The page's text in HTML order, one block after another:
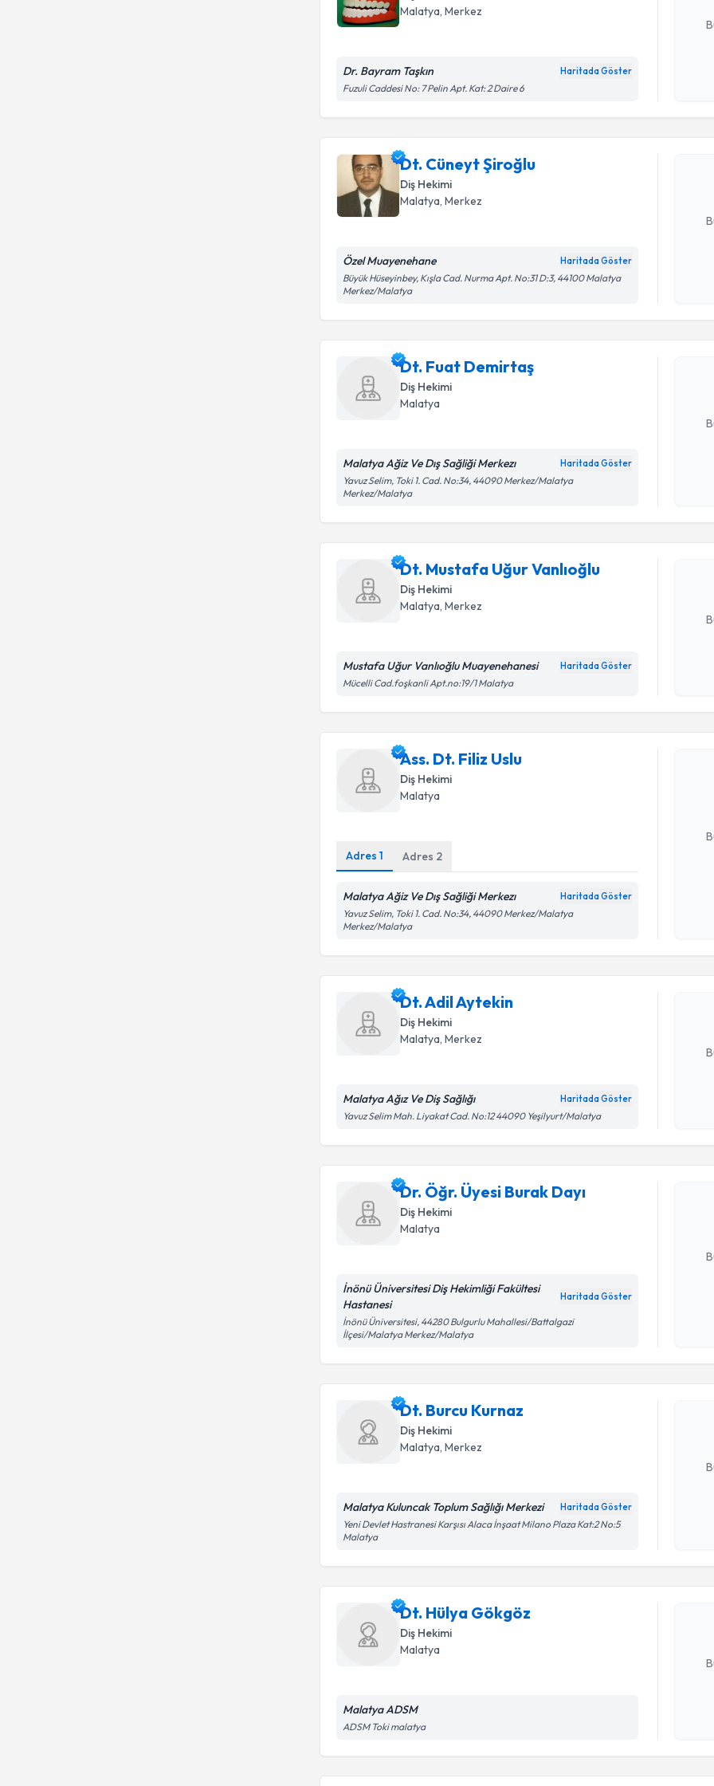
Malatya, Merkez
Dr. Bayram Taşkın Haritada Göster
Fuzuli Caddesi No: 7 Pelin Apt. Kat: 2 Daire 6
Dt. Cüneyt Şiroğlu
Diş Hekimi
Malatya, Merkez
Özel Muayenehane Haritada Göster
Büyük Hüseyinbey, Kışla Cad. Nurma Apt. No:31 D:3, 44100 Malatya
Merkez/Malatya
Dt.
uzmandan
Dt. Fuat Demirtaş
Diş Hekimi
Malatya
Malatya Ağiz Ve Dış Sağliği Merkezı Haritada Göster
Yavuz Selim, Toki 1. Cad. No:34, 44090 Merkez/Malatya
Merkez/Malatya
Dt. Fuat
uzmandan
Dt. Mustafa Uğur Vanlıoğlu
Diş Hekimi
Malatya, Merkez
Mustafa Uğur Vanlıoğlu Muayenehanesi Haritada Göster
Mücelli Cad.foşkanli Apt.no:19/1 Malatya
Ass. Dt. Filiz Uslu
Diş Hekimi
Malatya
Adres1 Adres 2
Malatya Ağiz Ve Dış Sağliği Merkezı Haritada Göster
Yavuz Selim, Toki 1. Cad. No:34, 44090 Merkez/Malatya
Merkez/Malatya
Randevu
Ass. Dt.
Dt. Adil Aytekin
Diş Hekimi
Malatya, Merkez
Malatya Ağız Ve Diş Sağlığı Haritada Göster
Yavuz Selim Mah. Liyakat Cad. No:12 44090 Yeşilyurt/Malatya
Dr. Öğr. Üyesi Burak Dayı
Diş Hekimi
Malatya
İnönü Üniversitesi Diş Hekimliği Fakültesi
Hastanesi
Haritada Göster
İnönü Üniversitesi, 44280 Bulgurlu Mahallesi/Battalgazi
İlçesi/Malatya Merkez/Malatya
Dt. Burcu Kurnaz
Diş Hekimi
Malatya, Merkez
Malatya Kuluncak Toplum Sağlığı Merkezi Haritada Göster
Yeni Devlet Hastranesi Karşısı Alaca İnşaat Milano Plaza Kat:2 No:5
Malatya
Dt. Burcu
uzmandan
Dt. Hülya Gökgöz
Diş Hekimi
Malatya
Malatya ADSM
ADSM Toki malatya